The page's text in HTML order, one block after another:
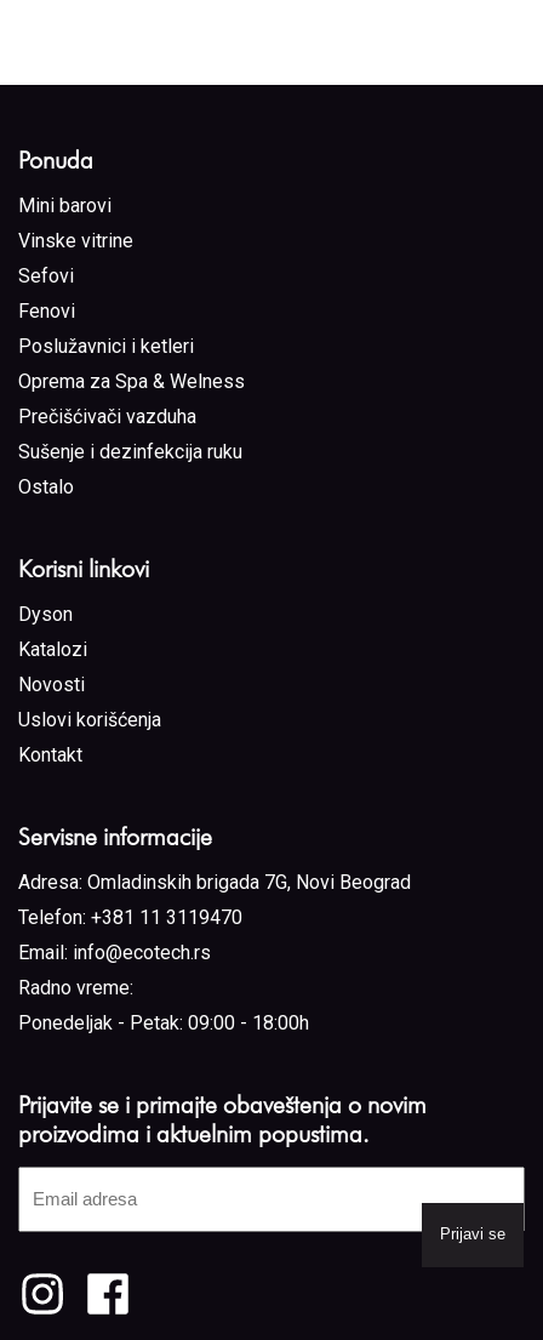
Ponuda
Mini barovi
Vinske vitrine
Sefovi
Fenovi
Poslužavnici i ketleri
Oprema za Spa & Welness
Prečišćivači vazduha
Sušenje i dezinfekcija ruku
Ostalo
Korisni linkovi
Dyson
Katalozi
Novosti
Uslovi korišćenja
Kontakt
Servisne informacije
Adresa: Omladinskih brigada 7G, Novi Beograd
Telefon: +381 11 3119470
Email: info@ecotech.rs
Radno vreme:
Ponedeljak - Petak: 09:00 - 18:00h
Prijavite se i primajte obaveštenja o novim
proizvodima i aktuelnim popustima.
adresa